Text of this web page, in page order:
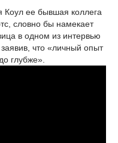
Коул ее бывшая коллега
словно бы намекает
в одном из интервью
что «личный опыт
глубже».